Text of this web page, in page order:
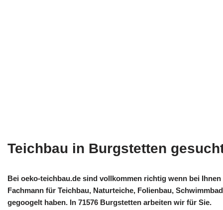
Teichbau in Burgstetten
Bei oeko-teichbau.de sind vollkommen richtig wenn bei
Fachmann für Teichbau, Naturteiche, Folienbau,
gegoogelt haben. In 71576 Burgstetten arbeiten wir für Sie.